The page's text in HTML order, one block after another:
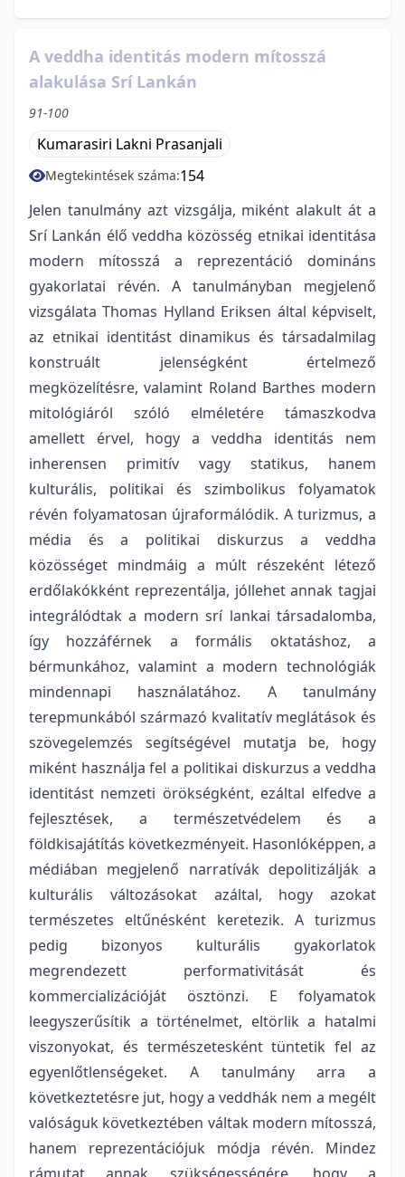
A veddha identitás modern mítosszá
alakulása Srí Lankán
91-100
Kumarasiri Lakni Prasanjali
Megtekintések száma:154
Jelen tanulmány azt vizsgálja, miként alakult át a
Srí Lankán élő veddha közösség etnikai identitása
modern mítosszá a reprezentáció domináns
gyakorlatai révén. A tanulmányban megjelenő
vizsgálata Thomas Hylland Eriksen által képviselt,
az etnikai identitást dinamikus és társadalmilag
konstruált jelenségként értelmező
megközelítésre, valamint Roland Barthes modern
mitológiáról szóló elméletére támaszkodva
amellett érvel, hogy a veddha identitás nem
inherensen primitív vagy statikus, hanem
kulturális, politikai és szimbolikus folyamatok
révén folyamatosan újraformálódik. A turizmus, a
média és a politikai diskurzus a veddha
közösséget mindmáig a múlt részeként létező
erdőlakókként reprezentálja, jóllehet annak tagjai
integrálódtak a modern srí lankai társadalomba,
így hozzáférnek a formális oktatáshoz, a
bérmunkához, valamint a modern technológiák
mindennapi használatához. A tanulmány
terepmunkából származó kvalitatív meglátások és
szövegelemzés segítségével mutatja be, hogy
miként használja fel a politikai diskurzus a veddha
identitást nemzeti örökségként, ezáltal elfedve a
fejlesztések, a természetvédelem és a
földkisajátítás következményeit. Hasonlóképpen, a
médiában megjelenő narratívák depolitizálják a
kulturális változásokat azáltal, hogy azokat
természetes eltűnésként keretezik. A turizmus
pedig bizonyos kulturális gyakorlatok
megrendezett performativitását és
kommercializációját ösztönzi. E folyamatok
leegyszerűsítik a történelmet, eltörlik a hatalmi
viszonyokat, és természetesként tüntetik fel az
egyenlőtlenségeket. A tanulmány arra a
következtetésre jut, hogy a veddhák nem a megélt
valóságuk következtében váltak modern mítosszá,
hanem reprezentációjuk módja révén. Mindez